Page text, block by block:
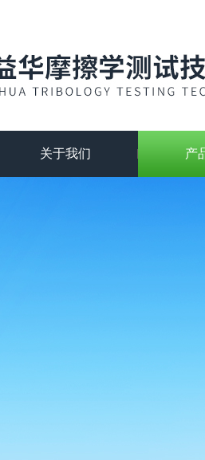
关于我们 产